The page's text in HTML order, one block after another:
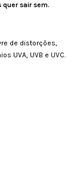
quer sair sem.
de distorções,
UVA, UVB e UVC.